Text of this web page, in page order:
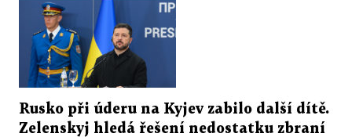
Rusko při úderu na Kyjev zabilo další dítě.
Zelenskyj hledá řešení nedostatku zbraní